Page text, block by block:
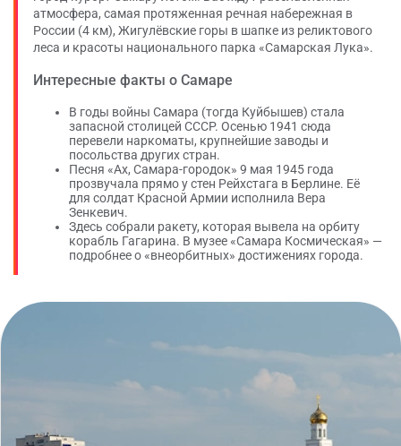
атмосфера, самая протяженная речная набережная в
России (4 км), Жигулёвские горы в шапке из реликтового
леса и красоты национального парка «Самарская Лука».
Интересные факты о Самаре
В годы войны Самара (тогда Куйбышев) стала
запасной столицей СССР. Осенью 1941 сюда
перевели наркоматы, крупнейшие заводы и
посольства других стран.
Песня «Ах, Самара-городок» 9 мая 1945 года
прозвучала прямо у стен Рейхстага в Берлине. Её
для солдат Красной Армии исполнила Вера
Зенкевич.
Здесь собрали ракету, которая вывела на орбиту
корабль Гагарина. В музее «Самара Космическая» —
подробнее о «внеорбитных» достижениях города.